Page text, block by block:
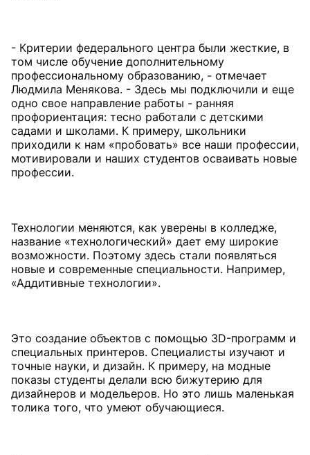
- Критерии федерального центра были жесткие, в
том числе обучение дополнительному
профессиональному образованию, - отмечает
Людмила Менякова. - Здесь мы подключили и еще
одно свое направление работы - ранняя
профориентация: тесно работали с детскими
садами и школами. К примеру, школьники
приходили к нам «пробовать» все наши профессии,
мотивировали и наших студентов осваивать новые
профессии.
Технологии меняются, как уверены в колледже,
название «технологический» дает ему широкие
возможности. Поэтому здесь стали появляться
новые и современные специальности. Например,
«Аддитивные технологии».
Это создание объектов с помощью 3D-программ и
специальных принтеров. Специалисты изучают и
точные науки, и дизайн. К примеру, на модные
показы студенты делали всю бижутерию для
дизайнеров и модельеров. Но это лишь маленькая
толика того, что умеют обучающиеся.